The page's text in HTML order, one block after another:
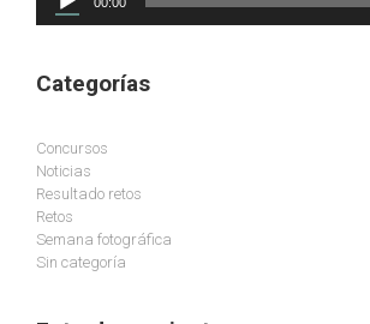
00:00
Categorías
Concursos
Noticias
Resultado retos
Retos
Semana fotográfica
Sin categoría